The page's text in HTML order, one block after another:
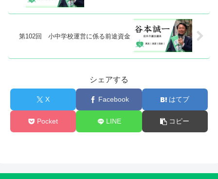
第102回 小中学校運営に係る前途資金
シェアする
X Facebook はてブ
Pocket LINE コピー